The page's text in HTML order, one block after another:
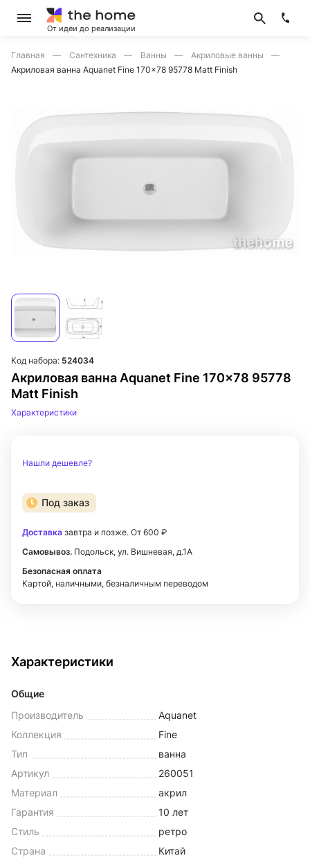
От идеи до реализации
Главная Сантехника Ванны
Акриловые ванны
Акриловая ванна Aquanet Fine 170x78 95778 Matt Finish
Акриловая ванна Aquanet Fine 170x78 95778
Matt Finish
Код набора: 524034
Характеристики
Нашли дешевле?
Под заказ
Доставка завтра и позже. От 600 ₽
Самовывоз. Подольск, ул. Вишневая, д.1А
Безопасная оплата
Картой, наличными, безналичным переводом
Характеристики
Общие
Производитель
Aquanet
Коллекция
Fine
Тип
ванна
Артикул
260051
Материал
акрил
Гарантия
10 лет
Стиль
ретро
Страна
Китай